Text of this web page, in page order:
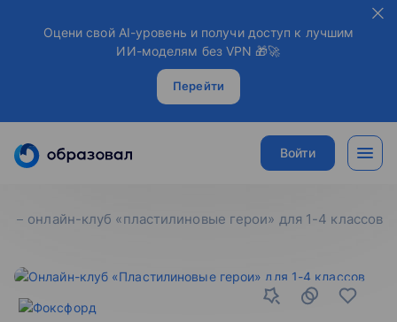
Оцени свой AI-уровень и получи доступ к лучшим
ИИ-моделям без VPN 🎁🚀
Перейти
Войти
онлайн-клуб «пластилиновые герои» для 1-4 классов